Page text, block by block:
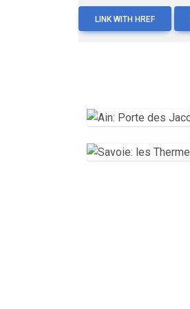
LINK WITH HREF